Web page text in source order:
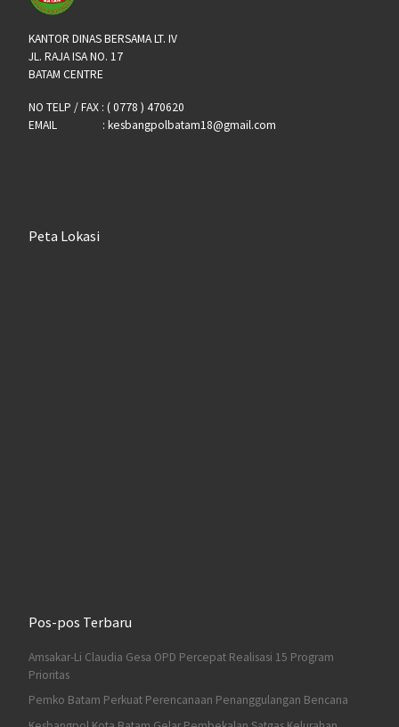
KANTOR DINAS BERSAMA LT. IV
JL. RAJA ISA NO. 17
BATAM CENTRE
NO TELP / FAX : ( 0778 ) 470620
EMAIL : kesbangpolbatam18@gmail.com
Peta Lokasi
Pos-pos Terbaru
Amsakar-Li Claudia Gesa OPD Percepat Realisasi 15 Program
Prioritas
Pemko Batam Perkuat Perencanaan Penanggulangan Bencana